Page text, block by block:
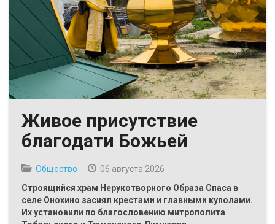
Живое присутствие
благодати Божьей
Общество
06 августа 2026
Строящийся храм Нерукотворного Образа Спаса в
селе Онохино засиял крестами и главными куполами.
Их установили по благословению митрополита